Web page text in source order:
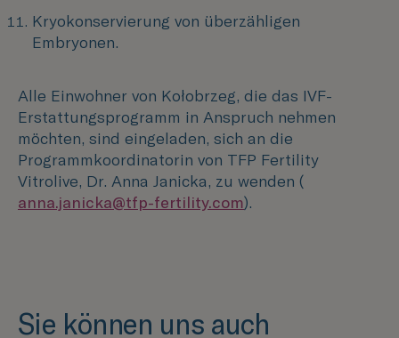
Kryokonservierung von überzähligen
Embryonen.
Alle Einwohner von Kołobrzeg, die das IVF-
Erstattungsprogramm in Anspruch nehmen
möchten, sind eingeladen, sich an die
Programmkoordinatorin von TFP Fertility
Vitrolive, Dr. Anna Janicka, zu wenden (
anna.janicka@tfp-fertility.com).
Sie können uns auch